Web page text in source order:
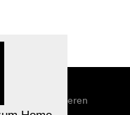
abonnieren